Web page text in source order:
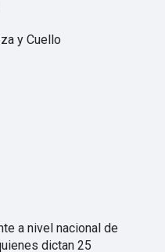
y Cuello
a nivel nacional de
dictan 25